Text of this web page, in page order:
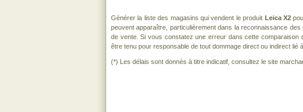
Générer la liste des magasins qui vendent le produit Leica X2
peuvent apparaître, particulièrement dans la reconnaissance
de vente. Si vous constatez une erreur dans cette comparaison
être tenu pour responsable de tout dommage direct ou indirect lié
(*) Les délais sont donnés à titre indicatif, consultez le site